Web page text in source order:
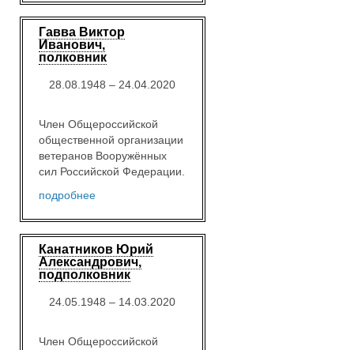
Гавва Виктор
Иванович,
полковник
28.08.1948 – 24.04.2020
Член Общероссийской
общественной организации
ветеранов Вооружённых
сил Российской Федерации.
подробнее
Канатников Юрий
Александрович,
подполковник
24.05.1948 – 14.03.2020
Член Общероссийской